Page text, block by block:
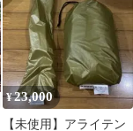
¥23,000
【未使用】アライテン